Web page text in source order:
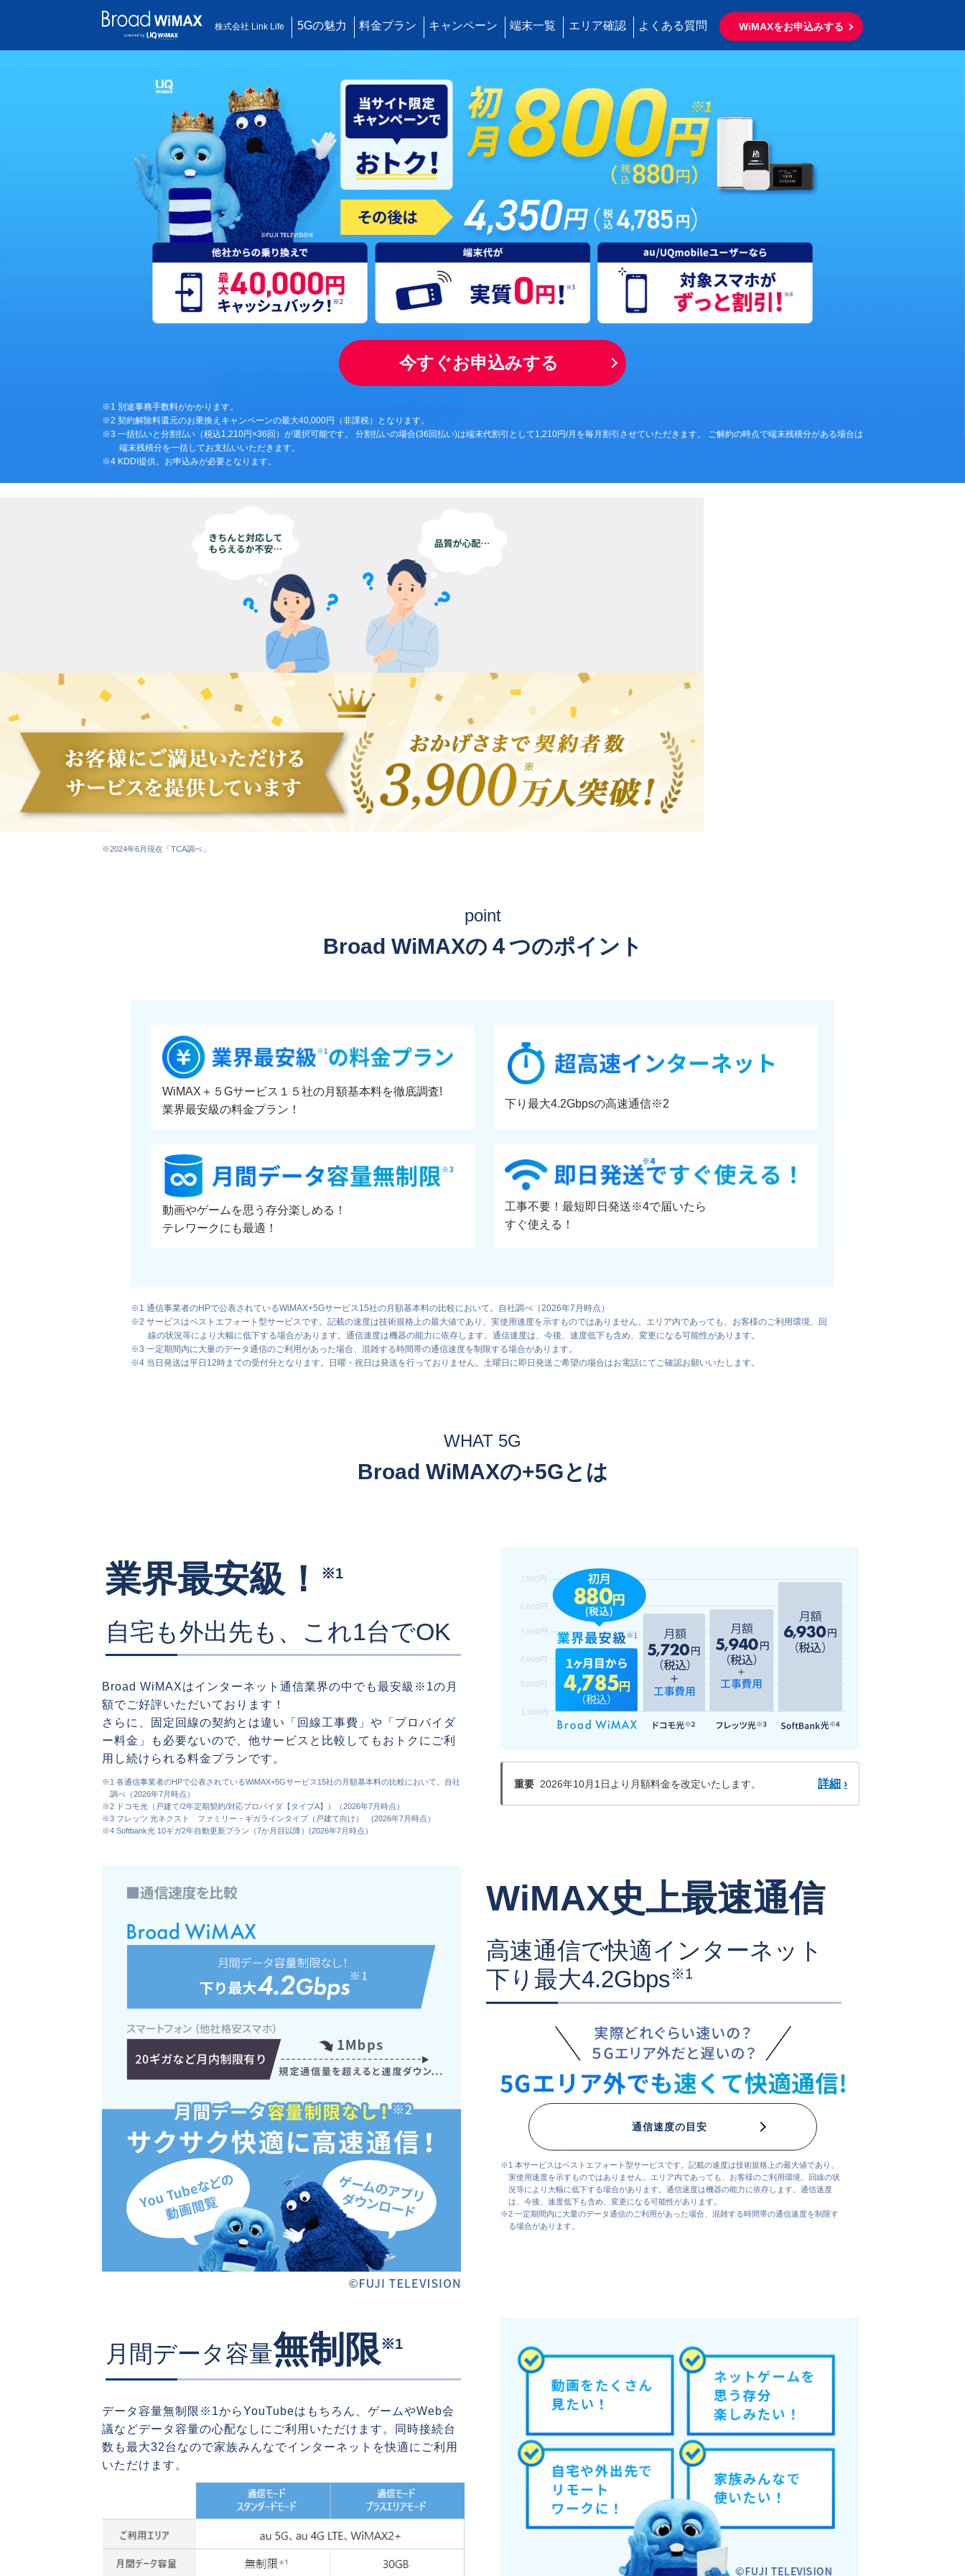
株式会社 Link Life 5Gの魅力 料金プラン キャンペーン 端末一覧 エリア確認 よくある質問 WiMAXをお申込みする
今すぐお申込みする
※1 別途事務手数料がかかります。
※2 契約解除料還元のお乗換えキャンペーンの最大40,000円（非課税）となります。
※3 一括払いと分割払い（税込1,210円×36回）が選択可能です。 分割払いの場合(36回払い)は端末代割引として1,210円/月を毎月割引させていただきます。 ご解約の時点で端末残積分がある場合は
端末残積分を一括してお支払いいただきます。
※4 KDDI提供。お申込みが必要となります。
※2024年6月現在「TCA調べ」
point
Broad WiMAXの４つのポイント
WiMAX＋５Gサービス１５社の月額基本料を徹底調査!
業界最安級の料金プラン！
下り最大4.2Gbpsの高速通信※2
動画やゲームを思う存分楽しめる！
テレワークにも最適！
工事不要！最短即日発送※4で届いたら
すぐ使える！
※1 通信事業者のHPで公表されているWiMAX+5Gサービス15社の月額基本料の比較において。自社調べ（2026年7月時点）
※2 サービスはベストエフォート型サービスです。記載の速度は技術規格上の最大値であり、実使用速度を示すものではありません。エリア内であっても、お客様のご利用環境、回
線の状況等により大幅に低下する場合があります。通信速度は機器の能力に依存します。通信速度は、今後、速度低下も含め、変更になる可能性があります。
※3 一定期間内に大量のデータ通信のご利用があった場合、混雑する時間帯の通信速度を制限する場合があります。
※4 当日発送は平日12時までの受付分となります。日曜・祝日は発送を行っておりません。土曜日に即日発送ご希望の場合はお電話にてご確認お願いいたします。
WHAT 5G
Broad WiMAXの+5Gとは
業界最安級！ ※1
自宅も外出先も、これ1台でOK
重要 2026年10月1日より月額料金を改定いたします。 詳細 ›
Broad WiMAXはインターネット通信業界の中でも最安級※1の月
額でご好評いただいております！
さらに、固定回線の契約とは違い「回線工事費」や「プロバイダ
ー料金」も必要ないので、他サービスと比較してもおトクにご利
用し続けられる料金プランです。
※1 各通信事業者のHPで公表されているWiMAX+5Gサービス15社の月額基本料の比較において。自社
調べ（2026年7月時点）
※2 ドコモ光（戸建て/2年定期契約/対応プロバイダ【タイプA】）（2026年7月時点）
※3 フレッツ 光ネクスト ファミリー・ギガラインタイプ（戸建て向け） (2026年7月時点）
※4 Softbank光 10ギガ2年自動更新プラン（7か月目以降）(2026年7月時点）
WiMAX史上最速通信
高速通信で快適インターネット
下り最大4.2Gbps※1
通信速度の目安
※1 本サービスはベストエフォート型サービスです。記載の速度は技術規格上の最大値であり、
実使用速度を示すものではありません。エリア内であっても、お客様のご利用環境、回線の状
況等により大幅に低下する場合があります。通信速度は機器の能力に依存します。通信速度
は、今後、速度低下も含め、変更になる可能性があります。
※2 一定期間内に大量のデータ通信のご利用があった場合、混雑する時間帯の通信速度を制限す
る場合があります。
月間データ容量無制限※1
データ容量無制限※1からYouTubeはもちろん、ゲームやWeb会
議などデータ容量の心配なしにご利用いただけます。同時接続台
数も最大32台なので家族みんなでインターネットを快適にご利用
いただけます。